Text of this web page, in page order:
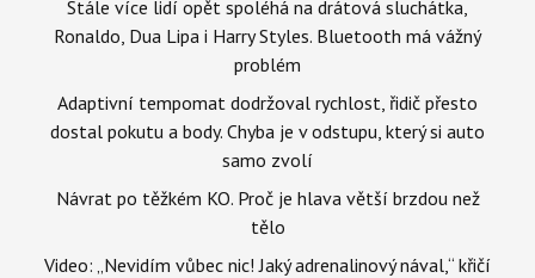
Stále více lidí opět spoléhá na drátová sluchátka,
Ronaldo, Dua Lipa i Harry Styles. Bluetooth má vážný
problém
Adaptivní tempomat dodržoval rychlost, řidič přesto
dostal pokutu a body. Chyba je v odstupu, který si auto
samo zvolí
Návrat po těžkém KO. Proč je hlava větší brzdou než
tělo
Video: „Nevidím vůbec nic! Jaký adrenalinový nával,“ křičí